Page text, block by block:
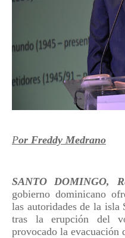
Por Freddy Medrano
SANTO DOMINGO,
gobierno dominicano
las autoridades de la
tras la erupción del
provocado la evacuación